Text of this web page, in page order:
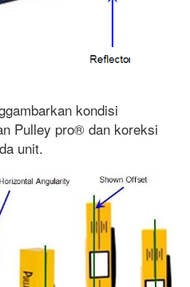
kondisi
Pulley pro® dan koreksi
unit.